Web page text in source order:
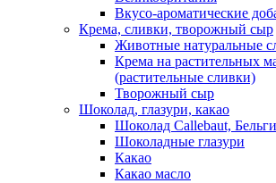
Вкусо-ароматические
Крема, сливки, творожный сыр
Животные натуральные
Крема на растительных
(растительные сливки)
Творожный сыр
Шоколад, глазури, какао
Шоколад Callebaut,
Шоколадные глазури
Какао
Какао масло